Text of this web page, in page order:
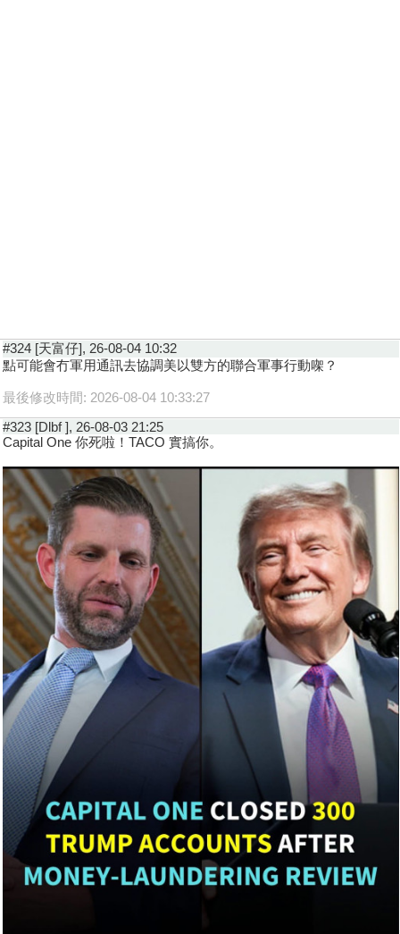
#324 [天富仔], 26-08-04 10:32
點可能會冇軍用通訊去協調美以雙方的聯合軍事行動㗎？
最後修改時間: 2026-08-04 10:33:27
#323 [Dlbf ], 26-08-03 21:25
Capital One 你死啦！TACO 實搞你。